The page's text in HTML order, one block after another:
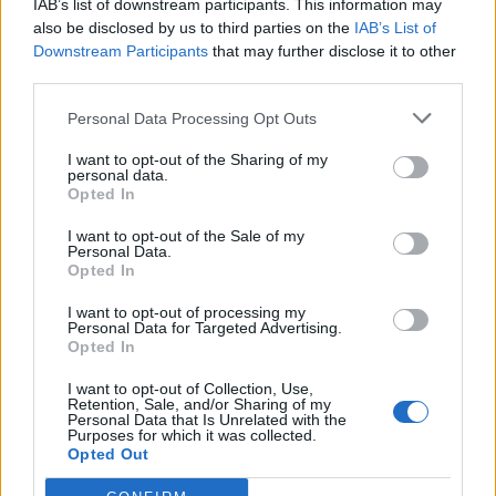
IAB’s list of downstream participants. This information may
also be disclosed by us to third parties on the IAB’s List of
Downstream Participants that may further disclose it to other
Personal Data Processing Opt Outs
I want to opt-out of the Sharing of my
personal data.
Opted In
I want to opt-out of the Sale of my
Personal Data.
Opted In
I want to opt-out of processing my
Personal Data for Targeted Advertising.
Opted In
I want to opt-out of Collection, Use,
Retention, Sale, and/or Sharing of my
Personal Data that Is Unrelated with the
Purposes for which it was collected.
Opted Out
Τα αποτελέσματα έδειξαν ότι η ευτυχία αυτών
των ατόμων συνδεόταν περισσότερο με τα likes
να σημειωθεί ότι όσο μεγαλύτερος είναι ο
αριθμός των likes και των σχολίων, τόσο πιο
χαρούμενος είναι ο χρήστης, ενώ τα λιγότερα
likes και τα αρνητικά σχόλια δεν επηρεάζουν την
ευημερία του.
Η Julie Maclean, η Yeslam Al-Saggaf και η Rachel
Hogg, οι οποίες έκαναν την συγκεκριμένη έρευνα,
κατέληξαν στο ότι θα πρέπει τα social media να
παρέχουν πρόσθετες διευκολύνσεις στην
κοινοποίηση των selfie των χρηστών τους, όπως
την αύξηση των αλληλεπιδράσεων, που